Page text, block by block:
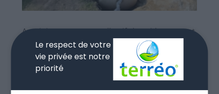
Le respect de votre
vie privée est notre
priorité
Assainissement non collectif : le guide que tout
le monde devrait lire
Nov 27, 2025
lire plus